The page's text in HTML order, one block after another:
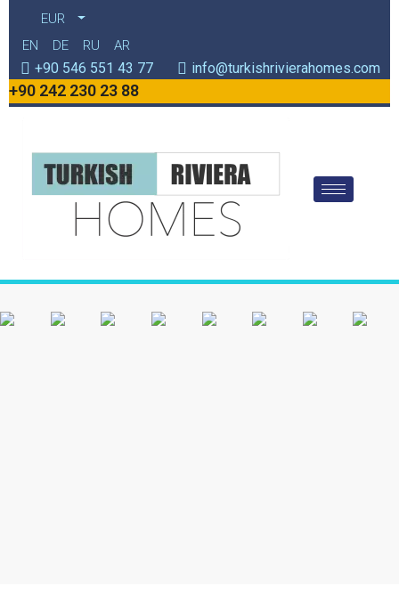
EUR
EN
DE RU AR
+90 546 551 43 77 info@turkishrivierahomes.com
+90 242 230 23 88